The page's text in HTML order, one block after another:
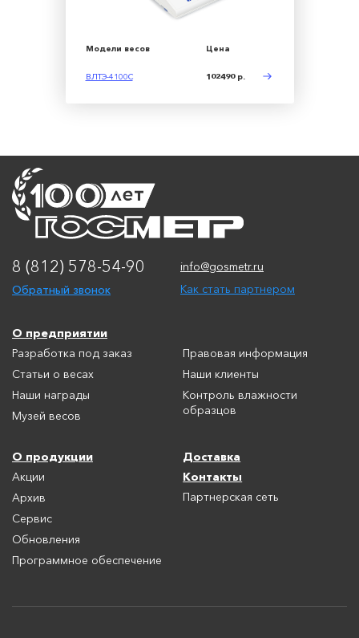
Модели весов Цена
ВЛТЭ-4100С 102490 р.
8 (812) 578-54-90
Обратный звонок
info@gosmetr.ru
Как стать партнером
О предприятии
Разработка под заказ
Статьи о весах
Наши награды
Музей весов
Правовая информация
Наши клиенты
Контроль влажности
образцов
О продукции
Акции
Архив
Сервис
Обновления
Программное обеспечение
Доставка
Контакты
Партнерская сеть